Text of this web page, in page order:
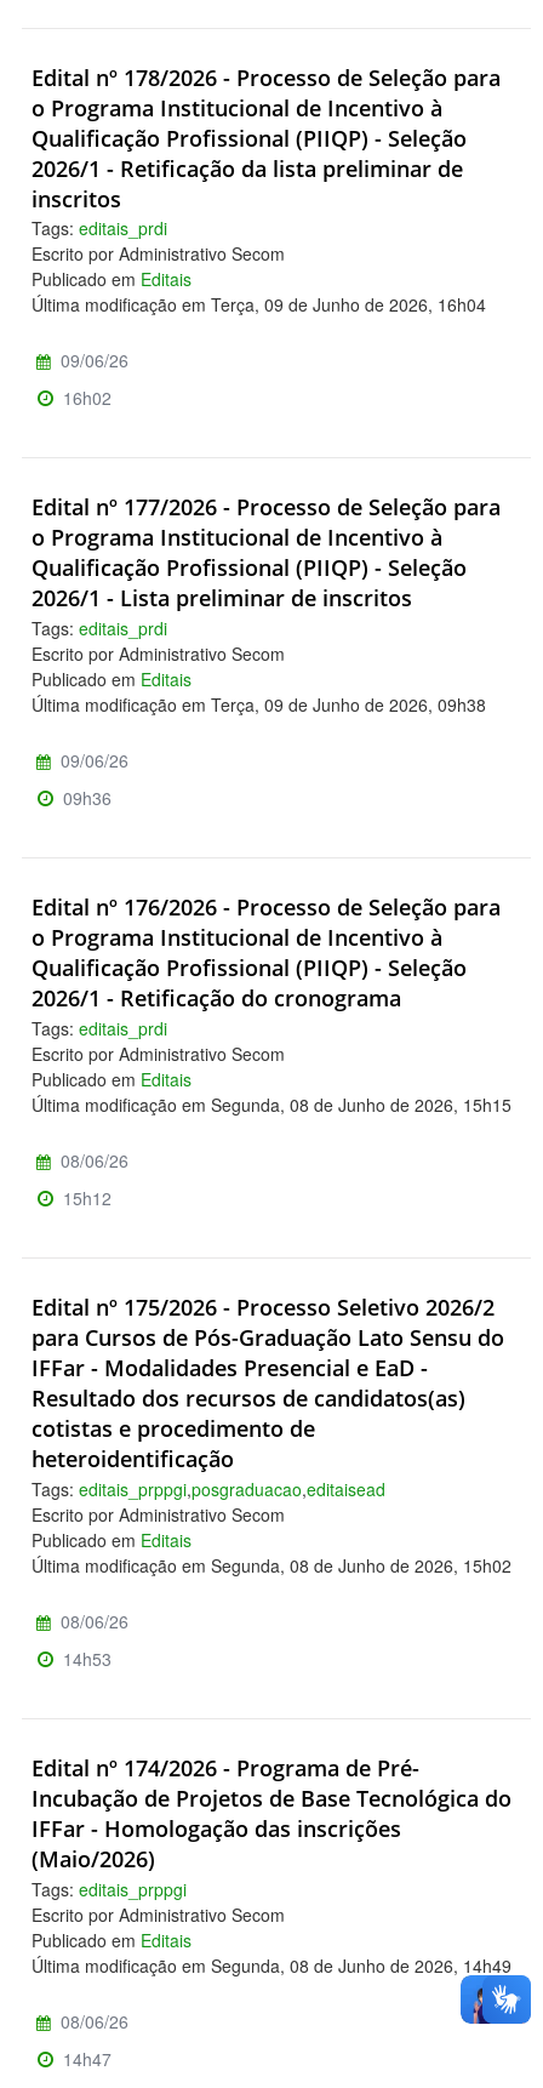
Edital nº 178/2026 - Processo de Seleção para
o Programa Institucional de Incentivo à
Qualificação Profissional (PIIQP) - Seleção
2026/1 - Retificação da lista preliminar de
inscritos
Tags: editais_prdi
Escrito por Administrativo Secom
Publicado em Editais
Última modificação em Terça, 09 de Junho de 2026, 16h04
09/06/26
16h02
Edital nº 177/2026 - Processo de Seleção para
o Programa Institucional de Incentivo à
Qualificação Profissional (PIIQP) - Seleção
2026/1 - Lista preliminar de inscritos
Tags: editais_prdi
Escrito por Administrativo Secom
Publicado em Editais
Última modificação em Terça, 09 de Junho de 2026, 09h38
09/06/26
09h36
Edital nº 176/2026 - Processo de Seleção para
o Programa Institucional de Incentivo à
Qualificação Profissional (PIIQP) - Seleção
2026/1 - Retificação do cronograma
Tags: editais_prdi
Escrito por Administrativo Secom
Publicado em Editais
Última modificação em Segunda, 08 de Junho de 2026, 15h15
08/06/26
15h12
Edital nº 175/2026 - Processo Seletivo 2026/2
para Cursos de Pós-Graduação Lato Sensu do
IFFar - Modalidades Presencial e EaD -
Resultado dos recursos de candidatos(as)
cotistas e procedimento de
heteroidentificação
Tags: editais_prppgi,posgraduacao,editaisead
Escrito por Administrativo Secom
Publicado em Editais
Última modificação em Segunda, 08 de Junho de 2026, 15h02
08/06/26
14h53
Edital nº 174/2026 - Programa de Pré-
Incubação de Projetos de Base Tecnológica do
IFFar - Homologação das inscrições
(Maio/2026)
Tags: editais_prppgi
Escrito por Administrativo Secom
Publicado em Editais
Última modificação em Segunda, 08 de Junho de 2026, 14h49
08/06/26
14h47